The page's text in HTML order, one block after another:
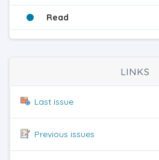
Read
LINKS
Last issue
Previous issues